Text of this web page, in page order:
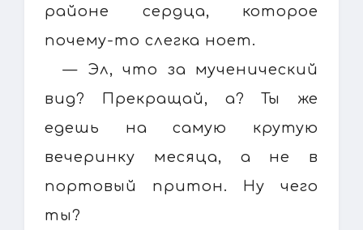
районе сердца, которое
почему-то слегка ноет.
— Эл, что за мученический
вид? Прекращай, а? Ты же
едешь на самую крутую
вечеринку месяца, а не в
портовый притон. Ну чего
ты?